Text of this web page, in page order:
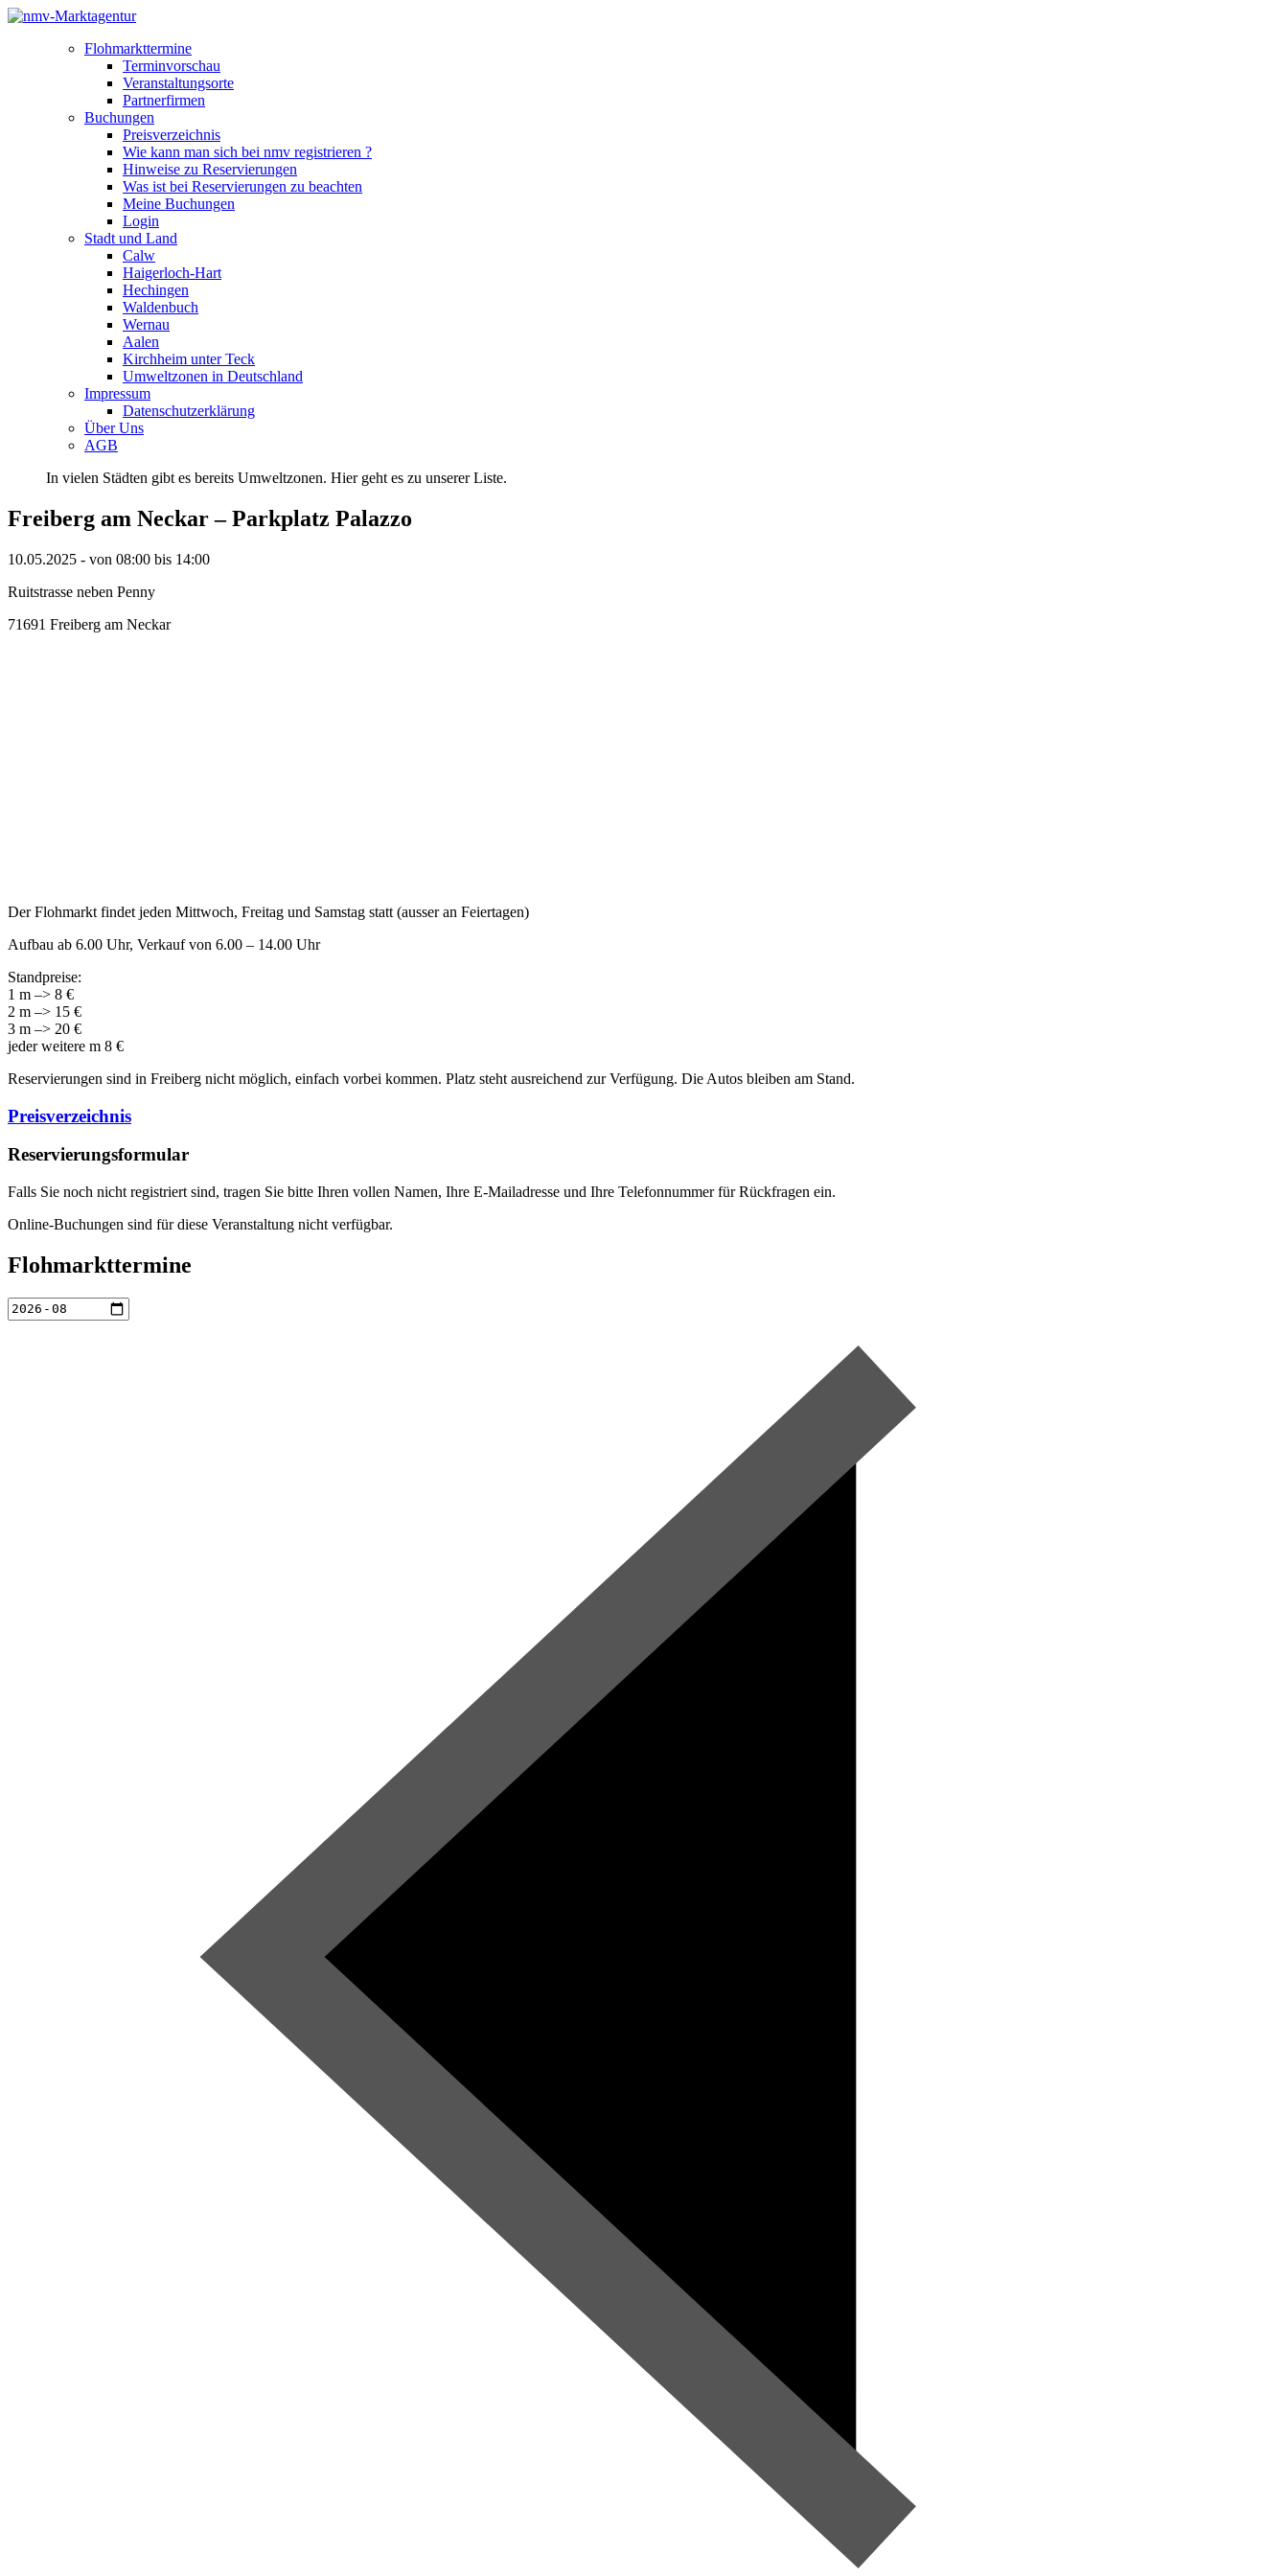
Flohmarkttermine
Terminvorschau
Veranstaltungsorte
Partnerfirmen
Buchungen
Preisverzeichnis
Wie kann man sich bei nmv registrieren ?
Hinweise zu Reservierungen
Was ist bei Reservierungen zu beachten
Meine Buchungen
Login
Stadt und Land
Calw
Haigerloch-Hart
Hechingen
Waldenbuch
Wernau
Aalen
Kirchheim unter Teck
Umweltzonen in Deutschland
Impressum
Datenschutzerklärung
Über Uns
AGB
In vielen Städten gibt es bereits Umweltzonen. Hier geht es zu unserer Liste.
Freiberg am Neckar – Parkplatz Palazzo
10.05.2025 - von 08:00 bis 14:00
Ruitstrasse neben Penny
71691 Freiberg am Neckar
Der Flohmarkt findet jeden Mittwoch, Freitag und Samstag statt (ausser an Feiertagen)
Aufbau ab 6.00 Uhr, Verkauf von 6.00 – 14.00 Uhr
Standpreise:
1 m –> 8 €
2 m –> 15 €
3 m –> 20 €
jeder weitere m 8 €
Reservierungen sind in Freiberg nicht möglich, einfach vorbei kommen. Platz steht ausreichend zur Verfügung. Die Autos bleiben am Stand.
Preisverzeichnis
Reservierungsformular
Falls Sie noch nicht registriert sind, tragen Sie bitte Ihren vollen Namen, Ihre E-Mailadresse und Ihre Telefonnummer für Rückfragen ein.
Online-Buchungen sind für diese Veranstaltung nicht verfügbar.
Flohmarkttermine